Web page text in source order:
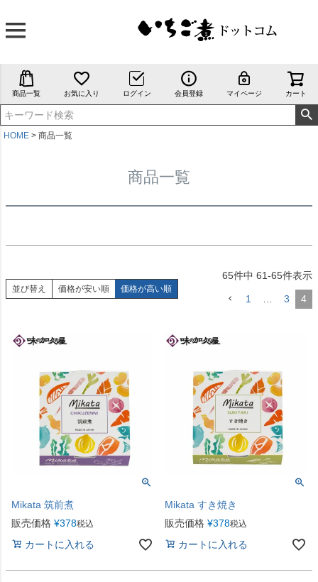
商品一覧 お気に入り ログイン 会員登録 マイページ カート
HOME 商品一覧
商品一覧
〜
商品タグ
セール
限定
サイズ
M
23.0cm
ブルー
在庫なし商品
在庫なし商品を表示
商品番号/JANコード
予約商品
予約商品のみを表示
並び順
並び替え 価格が安い順 価格が高い順
65件中 61-65件表示
1 … 3 4
Mikata 筑前煮
販売価格 ¥378税込
カートに入れる
Mikata すき焼き
販売価格 ¥378税込
カートに入れる